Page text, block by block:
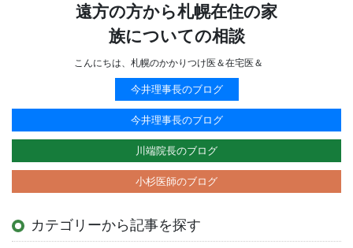
遠方の方から札幌在住の家
族についての相談
こんにちは、札幌のかかりつけ医＆在宅医＆
今井理事長のブログ
今井理事長のブログ
川端院長のブログ
小杉医師のブログ
カテゴリーから記事を探す